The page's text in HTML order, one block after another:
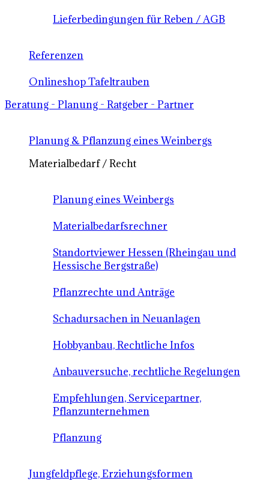
Lieferbedingungen für Reben / AGB
Referenzen
Onlineshop Tafeltrauben
Beratung - Planung - Ratgeber - Partner
Planung & Pflanzung eines Weinbergs
Materialbedarf / Recht
Planung eines Weinbergs
Materialbedarfsrechner
Standortviewer Hessen (Rheingau und
Hessische Bergstraße)
Pflanzrechte und Anträge
Schadursachen in Neuanlagen
Hobbyanbau, Rechtliche Infos
Anbauversuche, rechtliche Regelungen
Empfehlungen, Servicepartner,
Pflanzunternehmen
Pflanzung
Jungfeldpflege, Erziehungsformen